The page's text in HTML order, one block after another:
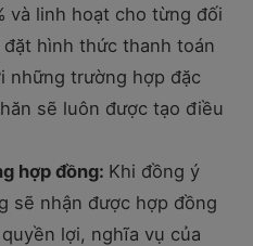
và linh hoạt cho từng đối
hình thức thanh toán
những trường hợp đặc
sẽ luôn được tạo điều
hợp đồng: Khi đồng ý
sẽ nhận được hợp đồng
lợi, nghĩa vụ của